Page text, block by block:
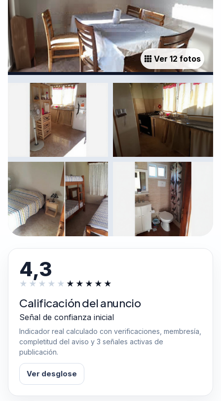
Ver 12 fotos
4,3
Calificación del anuncio
Señal de confianza inicial
Indicador real calculado con verificaciones, membresía,
completitud del aviso y 3 señales activas de
publicación.
Ver desglose